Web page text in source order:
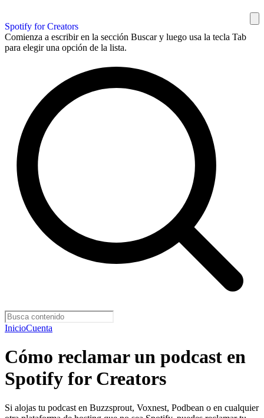
Spotify for Creators
Comienza a escribir en la sección Buscar y luego usa la tecla Tab
para elegir una opción de la lista.
InicioCuenta
Cómo reclamar un podcast en
Spotify for Creators
Si alojas tu podcast en Buzzsprout, Voxnest, Podbean o en cualquier